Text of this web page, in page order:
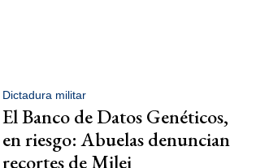
Dictadura militar
El Banco de Datos Genéticos,
en riesgo: Abuelas denuncian
recortes de Milei